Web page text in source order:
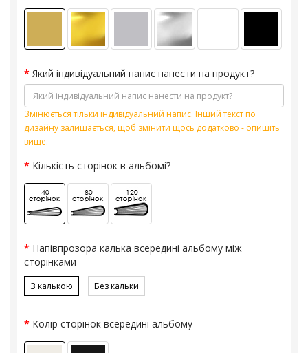
Який індивідуальний напис нанести на продукт?
Змінюється тільки індивідуальний напис. Інший текст по
дизайну залишається, щоб змінити щось додатково - опишіть
вище.
Кількість сторінок в альбомі?
Напівпрозора калька всередині альбому між
сторінками
З калькою Без кальки
Колір сторінок всередині альбому